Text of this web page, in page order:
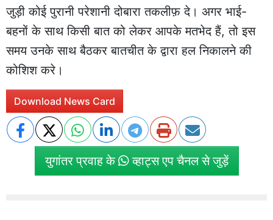
जुड़ी कोई पुरानी परेशानी दोबारा तकलीफ़ दे। अगर भाई-
बहनों के साथ किसी बात को लेकर आपके मतभेद हैं, तो इस
समय उनके साथ बैठकर बातचीत के द्वारा हल निकालने की
कोशिश करे।
Download News Card
युगांतर प्रवाह के व्हाट्स एप चैनल से जुड़ें